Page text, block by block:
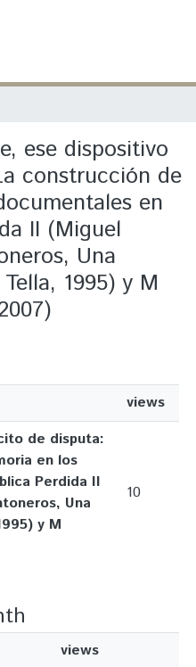
ese dispositivo
construcción de
en
II (Miguel
Una
1995) y M
views
de disputa:
en los
Perdida II
Una
y M
10
views